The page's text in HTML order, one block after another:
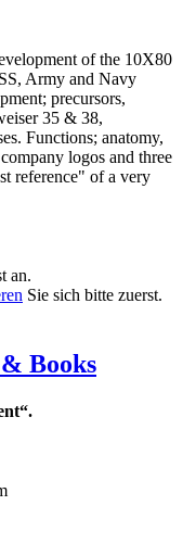
of the 10X80
Army and Navy
precursors,
35 & 38,
Functions; anatomy,
logos and three
reference" of a very
an.
Sie sich bitte zuerst.
Books